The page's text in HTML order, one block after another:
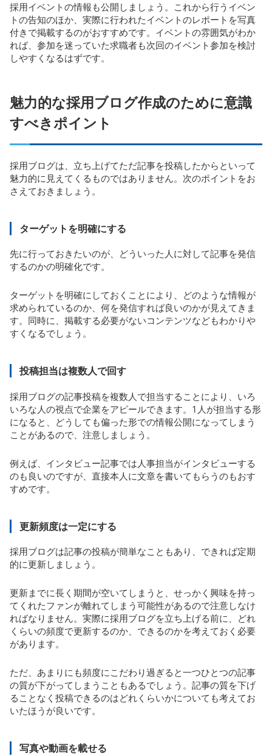
採用イベントの情報も公開しましょう。これから行うイベン
トの告知のほか、実際に行われたイベントのレポートを写真
付きで掲載するのがおすすめです。イベントの雰囲気がわか
れば、参加を迷っていた求職者も次回のイベント参加を検討
しやすくなるはずです。
魅力的な採用ブログ作成のために意識
すべきポイント
採用ブログは、立ち上げてただ記事を投稿したからといって
魅力的に見えてくるものではありません。次のポイントをお
さえておきましょう。
ターゲットを明確にする
先に行っておきたいのが、どういった人に対して記事を発信
するのかの明確化です。
ターゲットを明確にしておくことにより、どのような情報が
求められているのか、何を発信すれば良いのかが見えてきま
す。同時に、掲載する必要がないコンテンツなどもわかりや
すくなるでしょう。
投稿担当は複数人で回す
採用ブログの記事投稿を複数人で担当することにより、いろ
いろな人の視点で企業をアピールできます。1人が担当する形
になると、どうしても偏った形での情報公開になってしまう
ことがあるので、注意しましょう。
例えば、インタビュー記事では人事担当がインタビューする
のも良いのですが、直接本人に文章を書いてもらうのもおす
すめです。
更新頻度は一定にする
採用ブログは記事の投稿が簡単なこともあり、できれば定期
的に更新しましょう。
更新までに長く期間が空いてしまうと、せっかく興味を持っ
てくれたファンが離れてしまう可能性があるので注意しなけ
ればなりません。実際に採用ブログを立ち上げる前に、どれ
くらいの頻度で更新するのか、できるのかを考えておく必要
があります。
ただ、あまりにも頻度にこだわり過ぎると一つひとつの記事
の質が下がってしまうこともあるでしょう。記事の質を下げ
ることなく投稿できるのはどれくらいかについても考えてお
いたほうが良いです。
写真や動画を載せる